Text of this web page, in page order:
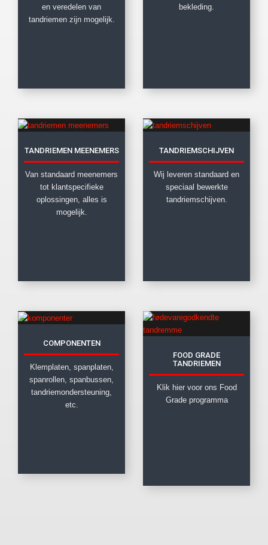
en veredelen van
tandriemen zijn mogelijk.
bekleding.
TANDRIEMEN MEENEMERS
Van standaard meenemers
tot klantspecifieke
oplossingen, alles is
mogelijk.
TANDRIEMSCHIJVEN
Wij leveren standaard en
speciaal bewerkte
tandriemschijven.
COMPONENTEN
Klemplaten, spanplaten,
spanrollen, spanbussen,
tandriemondersteuning,
etc.
FOOD GRADE
TANDRIEMEN
Klik hier voor ons Food
Grade programma